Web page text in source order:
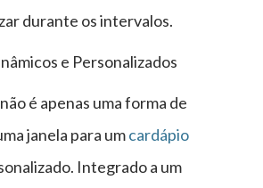
durante os intervalos.
e Personalizados
é apenas uma forma de
janela para umcardápio
Integrado a um